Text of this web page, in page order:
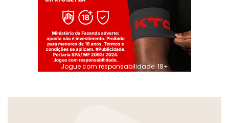
Jogue com responsabilidade. 18+